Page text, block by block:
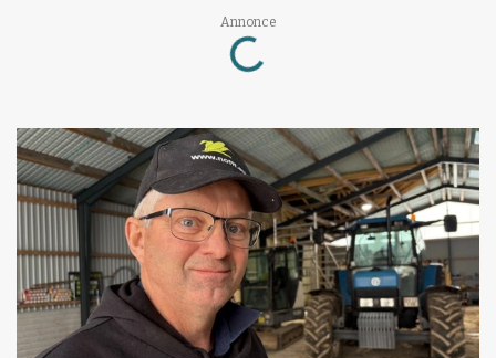
Annonce
Loading...